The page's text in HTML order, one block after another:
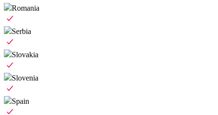
Romania
Serbia
Slovakia
Slovenia
Spain